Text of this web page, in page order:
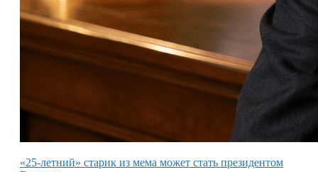
«25-летний» старик из мема может стать президентом